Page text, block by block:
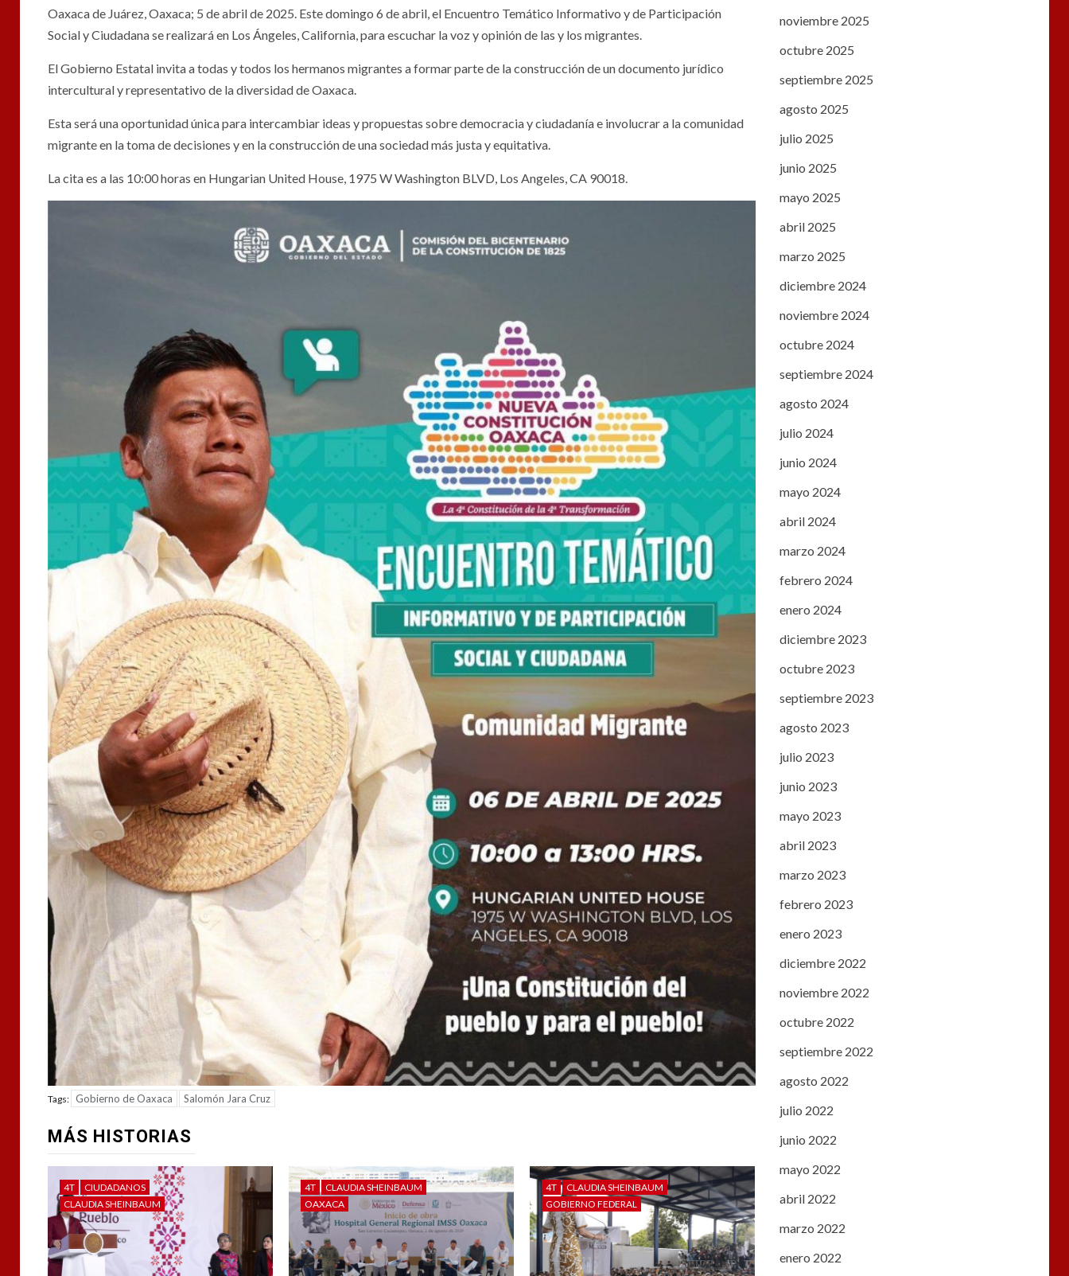
Oaxaca de Juárez, Oaxaca; 5 de abril de 2025. Este domingo 6 de abril, el Encuentro Temático Informativo y de Participación
Social y Ciudadana se realizará en Los Ángeles, California, para escuchar la voz y opinión de las y los migrantes.
El Gobierno Estatal invita a todas y todos los hermanos migrantes a formar parte de la construcción de un documento jurídico
intercultural y representativo de la diversidad de Oaxaca.
Esta será una oportunidad única para intercambiar ideas y propuestas sobre democracia y ciudadanía e involucrar a la comunidad
migrante en la toma de decisiones y en la construcción de una sociedad más justa y equitativa.
La cita es a las 10:00 horas en Hungarian United House, 1975 W Washington BLVD, Los Angeles, CA 90018.
Tags: Gobierno de Oaxaca Salomón Jara Cruz
MÁS HISTORIAS
4T
CIUDADANOS
CLAUDIA SHEINBAUM
4T
CLAUDIA SHEINBAUM
OAXACA
4T
CLAUDIA SHEINBAUM
GOBIERNO FEDERAL
noviembre 2025
octubre 2025
septiembre 2025
agosto 2025
julio 2025
junio 2025
mayo 2025
abril 2025
marzo 2025
diciembre 2024
noviembre 2024
octubre 2024
septiembre 2024
agosto 2024
julio 2024
junio 2024
mayo 2024
abril 2024
marzo 2024
febrero 2024
enero 2024
diciembre 2023
octubre 2023
septiembre 2023
agosto 2023
julio 2023
junio 2023
mayo 2023
abril 2023
marzo 2023
febrero 2023
enero 2023
diciembre 2022
noviembre 2022
octubre 2022
septiembre 2022
agosto 2022
julio 2022
junio 2022
mayo 2022
abril 2022
marzo 2022
enero 2022